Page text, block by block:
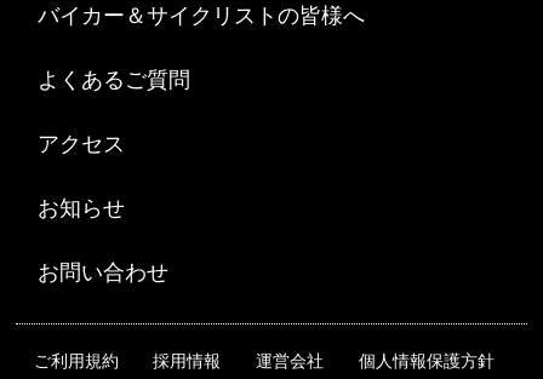
バイカー＆サイクリストの皆様へ
よくあるご質問
アクセス
お知らせ
お問い合わせ
ご利用規約 採用情報 運営会社 個人情報保護方針